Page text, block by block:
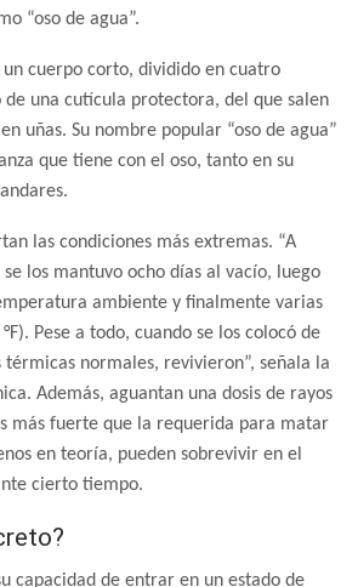
“oso de agua”.
un cuerpo corto, dividido en cuatro
de una cutícula protectora, del que salen
uñas. Su nombre popular “oso de agua”
que tiene con el oso, tanto en su
las condiciones más extremas. “A
los mantuvo ocho días al vacío, luego
ambiente y finalmente varias
Pese a todo, cuando se los colocó de
térmicas normales, revivieron”, señala la
Además, aguantan una dosis de rayos
más fuerte que la requerida para matar
en teoría, pueden sobrevivir en el
cierto tiempo.
capacidad de entrar en un estado de